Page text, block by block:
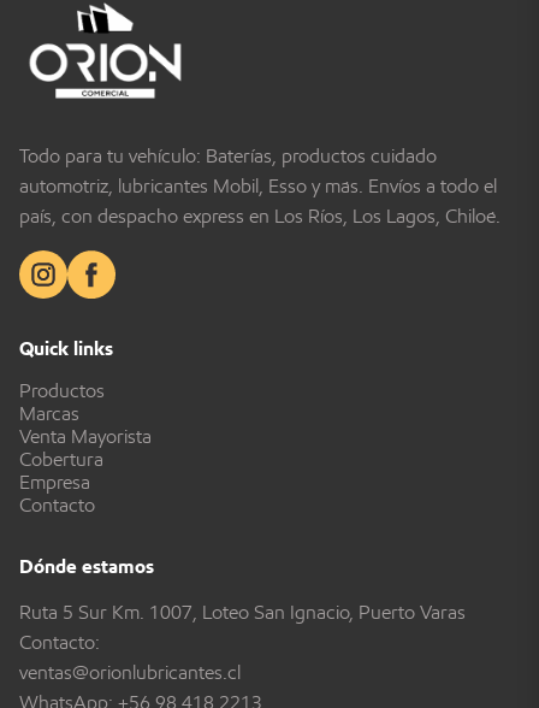
Todo para tu vehículo: Baterías, productos cuidado
automotriz, lubricantes Mobil, Esso y más. Envíos a todo el
país, con despacho express en Los Ríos, Los Lagos, Chiloé.
Quick links
Productos
Marcas
Venta Mayorista
Cobertura
Empresa
Contacto
Dónde estamos
Ruta 5 Sur Km. 1007, Loteo San Ignacio, Puerto Varas
Contacto:
ventas@orionlubricantes.cl
WhatsApp: +56 98 418 2213